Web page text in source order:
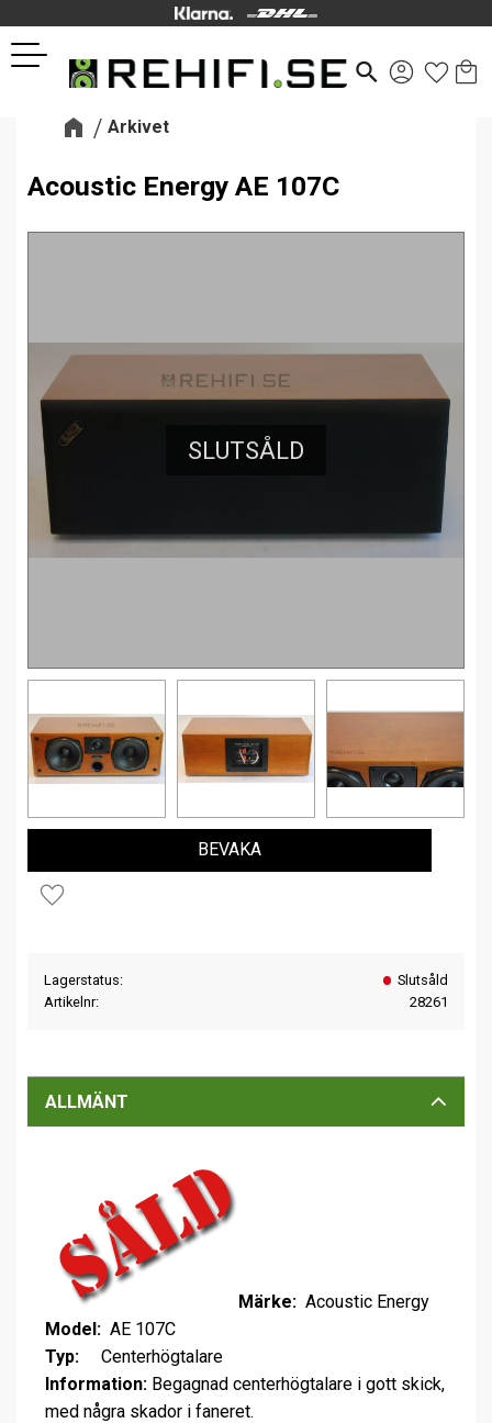
Meny
search
Arkivet
Acoustic Energy AE 107C
SLUTSÅLD
Lägg till i favoriter
BEVAKA
Lagerstatus
Slutsåld
Artikelnr
28261
ALLMÄNT
Märke: Acoustic Energy
Model: AE 107C
Typ: Centerhögtalare
Information: Begagnad centerhögtalare i gott skick,
med några skador i faneret.